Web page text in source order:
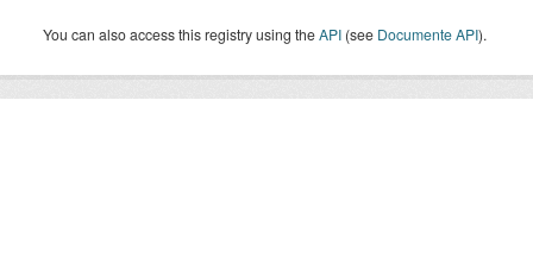
You can also access this registry using theAPI (see Documente API).